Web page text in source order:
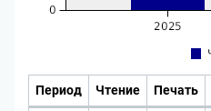
Период Чтение Печать